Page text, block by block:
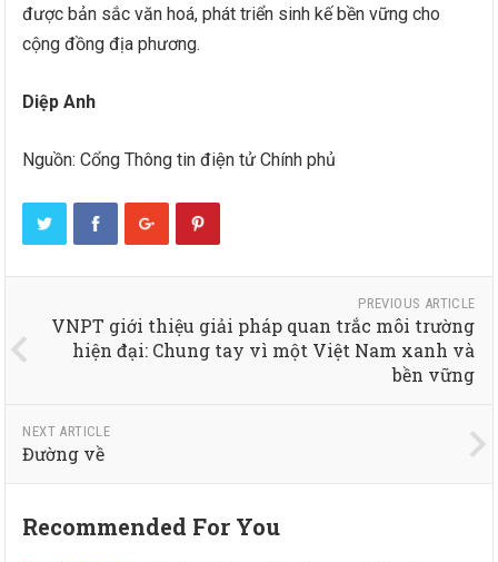
được bản sắc văn hoá, phát triển sinh kế bền vững cho
cộng đồng địa phương.
Diệp Anh
Nguồn: Cổng Thông tin điện tử Chính phủ
PREVIOUS ARTICLE
VNPT giới thiệu giải pháp quan trắc môi trường
hiện đại: Chung tay vì một Việt Nam xanh và
bền vững
NEXT ARTICLE
Đường về
Recommended For You